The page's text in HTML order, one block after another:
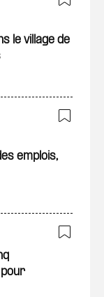
le village de
emplois,